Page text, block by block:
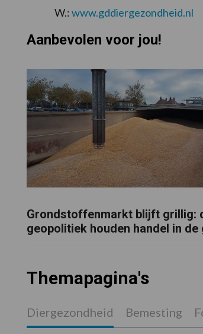
W.:www.gddiergezondheid.nl
Aanbevolen voor jou!
Grondstoffenmarkt blijft grillig:
geopolitiek houden handel in de
Themapagina's
Diergezondheid Bemesting